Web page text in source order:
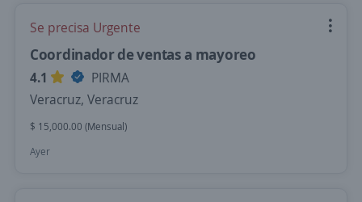
Se precisa Urgente
Coordinador de ventas a mayoreo
4.1
PIRMA
Veracruz, Veracruz
$ 15,000.00 (Mensual)
Ayer